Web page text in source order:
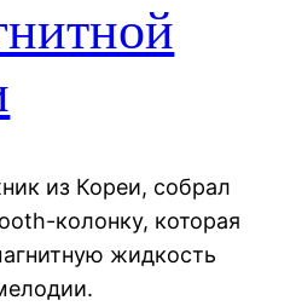
из Кореи, собрал
колонку, которая
жидкость